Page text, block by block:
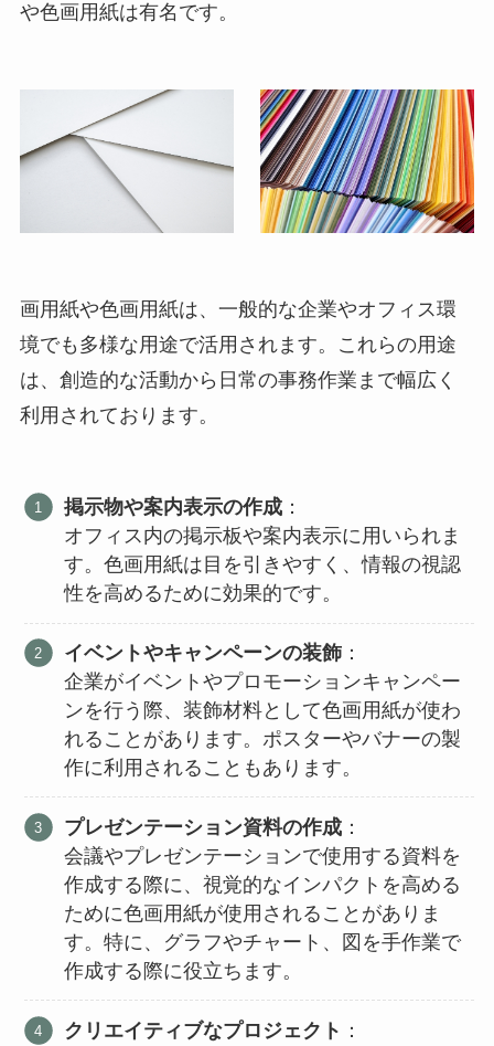
や色画用紙は有名です。
画用紙や色画用紙は、一般的な企業やオフィス環
境でも多様な用途で活用されます。これらの用途
は、創造的な活動から日常の事務作業まで幅広く
利用されております。
掲示物や案内表示の作成 ：
オフィス内の掲示板や案内表示に用いられま
す。色画用紙は目を引きやすく、情報の視認
性を高めるために効果的です。
イベントやキャンペーンの装飾 ：
企業がイベントやプロモーションキャンペー
ンを行う際、装飾材料として色画用紙が使わ
れることがあります。ポスターやバナーの製
作に利用されることもあります。
プレゼンテーション資料の作成 ：
会議やプレゼンテーションで使用する資料を
作成する際に、視覚的なインパクトを高める
ために色画用紙が使用されることがありま
す。特に、グラフやチャート、図を手作業で
作成する際に役立ちます。
クリエイティブなプロジェクト ：